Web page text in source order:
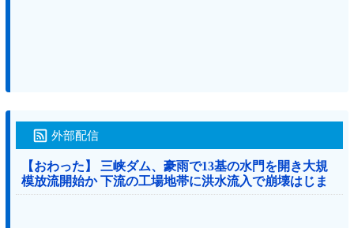
外部配信
【おわった】 三峡ダム、豪雨で13基の水門を開き大規
模放流開始か 下流の工場地帯に洪水流入で崩壊はじま
る